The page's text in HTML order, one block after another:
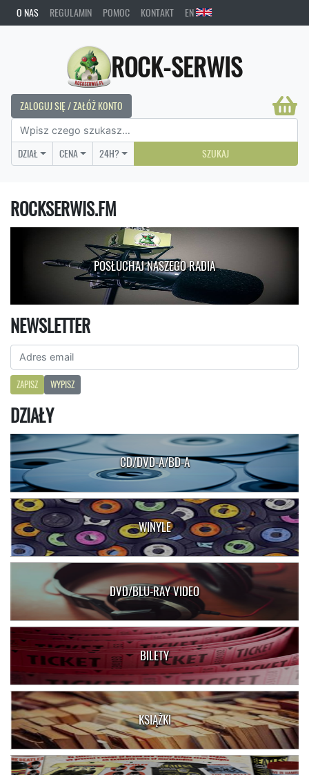
O NAS REGULAMIN POMOC KONTAKT EN
ROCK-SERWIS
ZALOGUJ SIĘ / ZAŁÓŻ KONTO
DZIAŁ CENA 24H? SZUKAJ
ROCKSERWIS.FM
POSŁUCHAJ NASZEGO RADIA
NEWSLETTER
ZAPISZ WYPISZ
DZIAŁY
CD/DVD-A/BD-A
WINYLE
DVD/BLU-RAY VIDEO
BILETY
KSIĄŻKI